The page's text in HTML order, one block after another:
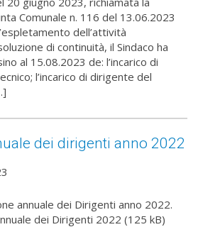
Comunale n. 116 del 13.06.2023
dell’attività
di continuità, il Sindaco ha
al 15.08.2023 de: l’incarico di
l’incarico di dirigente del
dei dirigenti anno 2022
annuale dei Dirigenti anno 2022.
dei Dirigenti 2022 (125 kB)